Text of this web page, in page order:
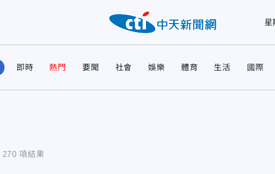
星
即時 熱門 要聞 社會 娛樂 體育 生活 國際
270 項結果